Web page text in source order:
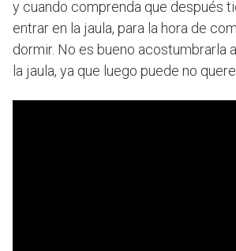
y cuando comprenda que después
entrar en la jaula, para la hora de
dormir. No es bueno acostumbrarla
la jaula, ya que luego puede no